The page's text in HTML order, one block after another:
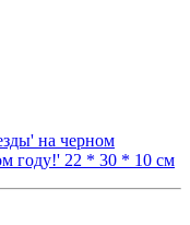
на черном
году!' 22 * 30 * 10 см